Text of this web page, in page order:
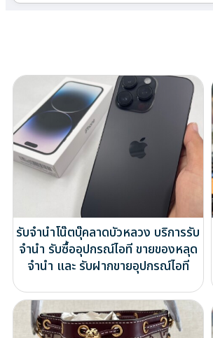
รับจำนำโน๊ตบุ๊คลาดบัวหลวง บริการรับ
จำนำ รับซื้ออุปกรณ์ไอที ขายของหลุด
จำนำ และ รับฝากขายอุปกรณ์ไอที